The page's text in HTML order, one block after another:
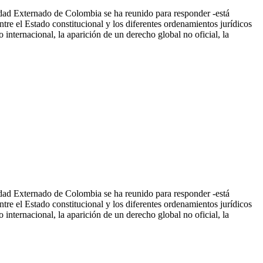
Externado de Colombia se ha reunido para responder -está
el Estado constitucional y los diferentes ordenamientos jurídicos
internacional, la aparición de un derecho global no oficial, la
Externado de Colombia se ha reunido para responder -está
el Estado constitucional y los diferentes ordenamientos jurídicos
internacional, la aparición de un derecho global no oficial, la